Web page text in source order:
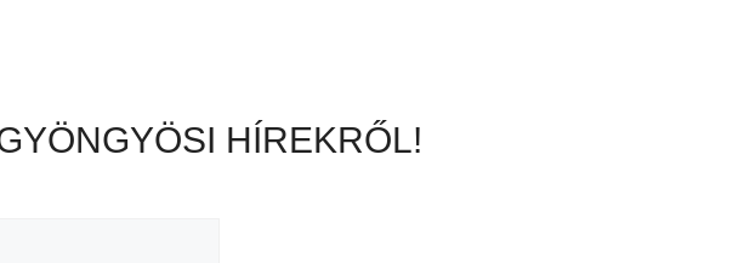
HÍREKRŐL!